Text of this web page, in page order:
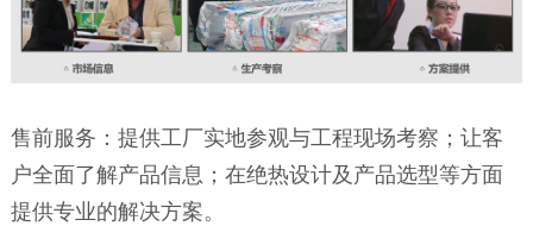
售前服务：提供工厂实地参观与工程现场考察；让客
户全面了解产品信息；在绝热设计及产品选型等方面
提供专业的解决方案。